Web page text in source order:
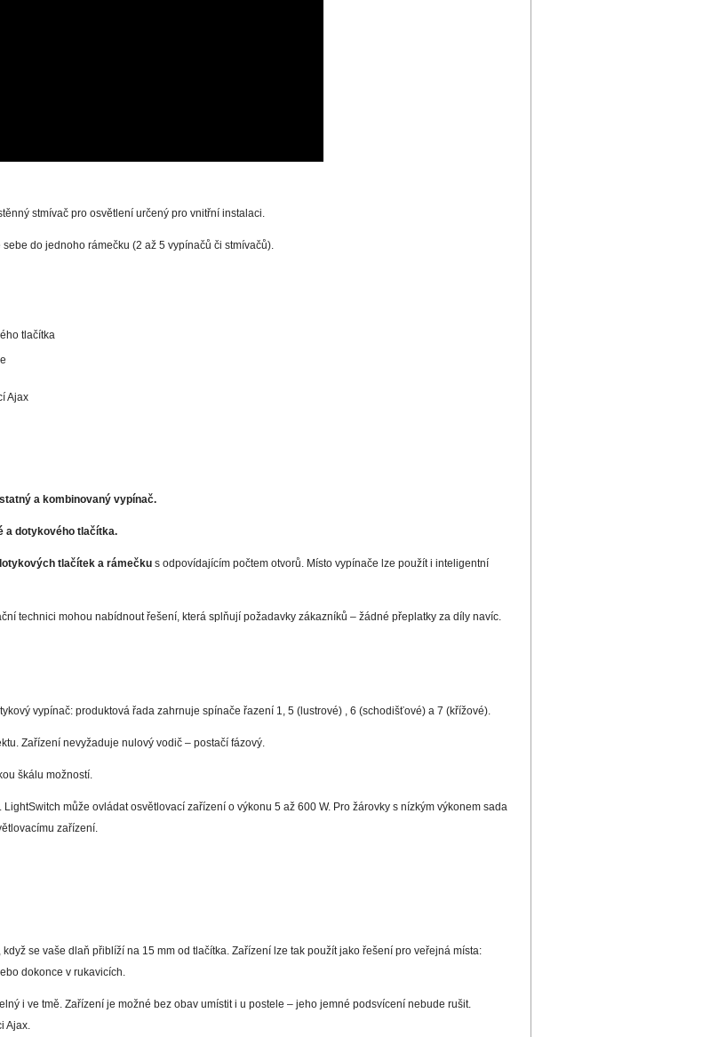
stmívač pro osvětlení určený pro vnitřní instalaci.
do jednoho rámečku (2 až 5 vypínačů či stmívačů).
tlačítka
Ajax
a kombinovaný vypínač.
a dotykového tlačítka.
tlačítek a rámečkus odpovídajícím počtem otvorů. Místo vypínače lze použít i inteligentní
technici mohou nabídnout řešení, která splňují požadavky zákazníků – žádné přeplatky za díly navíc.
vypínač: produktová řada zahrnuje spínače řazení 1, 5 (lustrové) , 6 (schodišťové) a 7 (křížové).
Zařízení nevyžaduje nulový vodič – postačí fázový.
škálu možností.
může ovládat osvětlovací zařízení o výkonu 5 až 600 W. Pro žárovky s nízkým výkonem sada
zařízení.
se vaše dlaň přiblíží na 15 mm od tlačítka. Zařízení lze tak použít jako řešení pro veřejná místa:
dokonce v rukavicích.
i ve tmě. Zařízení je možné bez obav umístit i u postele – jeho jemné podsvícení nebude rušit.
Ajax.